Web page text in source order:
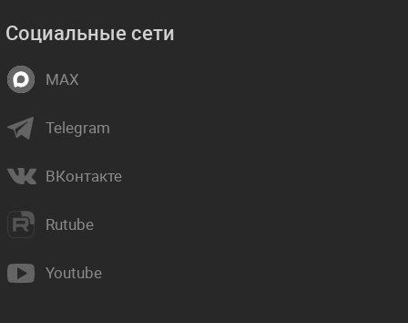
Социальные сети
MAX
Telegram
ВКонтакте
Rutube
Youtube